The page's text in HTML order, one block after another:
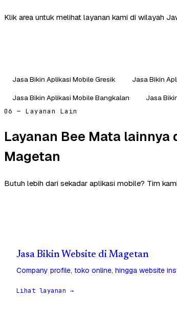
Klik area untuk melihat layanan kami di wilayah
Jasa Bikin Aplikasi Mobile Gresik Jasa Bikin
Jasa Bikin Aplikasi Mobile Bangkalan
Jasa
06 — Layanan Lain
Layanan Bee Mata lainnya
Magetan
Butuh lebih dari sekadar aplikasi mobile? Tim
Jasa Bikin Website di Magetan
Company profile, toko online, hingga website
Lihat layanan →